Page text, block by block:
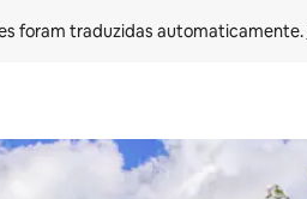
foram traduzidas automaticamente.